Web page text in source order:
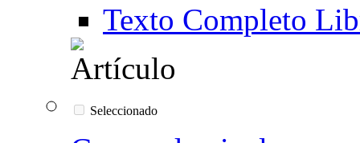
Texto Completo
Seleccionado